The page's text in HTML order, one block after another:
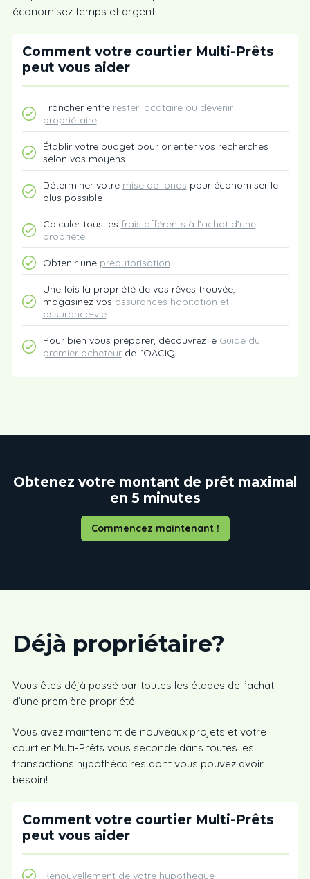
économisez temps et argent.
Comment votre courtier Multi-Prêts
peut vous aider
Trancher entre rester locataire ou devenir
propriétaire
Établir votre budget pour orienter vos recherches
selon vos moyens
Déterminer votre mise de fonds pour économiser le
plus possible
Calculer tous les frais afférents à l’achat d’une
propriété
Obtenir une préautorisation
Une fois la propriété de vos rêves trouvée,
magasinez vos assurances habitation et
assurance-vie
Pour bien vous préparer, découvrez le Guide du
premier acheteurde l’OACIQ
Obtenez votre montant de prêt maximal
en 5 minutes
Commencez maintenant !
Déjà propriétaire?
Vous êtes déjà passé par toutes les étapes de l’achat
d’une première propriété.
Vous avez maintenant de nouveaux projets et votre
courtier Multi-Prêts vous seconde dans toutes les
transactions hypothécaires dont vous pouvez avoir
besoin!
Comment votre courtier Multi-Prêts
peut vous aider
Renouvellement de votre hypothèque